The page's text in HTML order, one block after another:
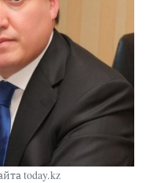
today.kz